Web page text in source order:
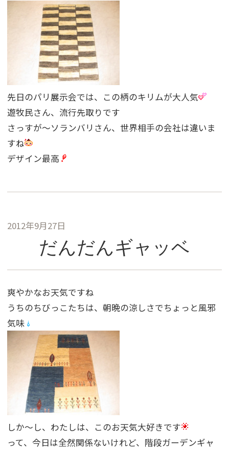
先日のパリ展示会では、この柄のキリムが大人気
遊牧民さん、流行先取りです
さっすが〜ソランバリさん、世界相手の会社は違いま
すね
デザイン最高
2012年9月27日
だんだんギャッベ
爽やかなお天気ですね
うちのちびっこたちは、朝晩の涼しさでちょっと風邪
気味
しか〜し、わたしは、このお天気大好きです
って、今日は全然関係ないけれど、階段ガーデンギャ